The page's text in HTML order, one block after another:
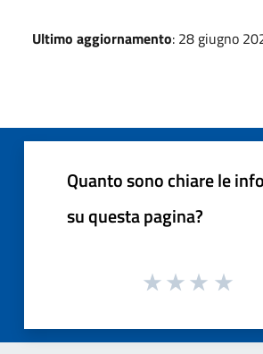
Ultimo aggiornamento: 28 giugno
Quanto sono chiare le
su questa pagina?